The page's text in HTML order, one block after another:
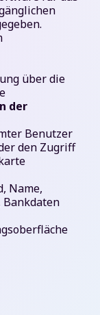
über die
der
Benutzer
den Zugriff
Name,